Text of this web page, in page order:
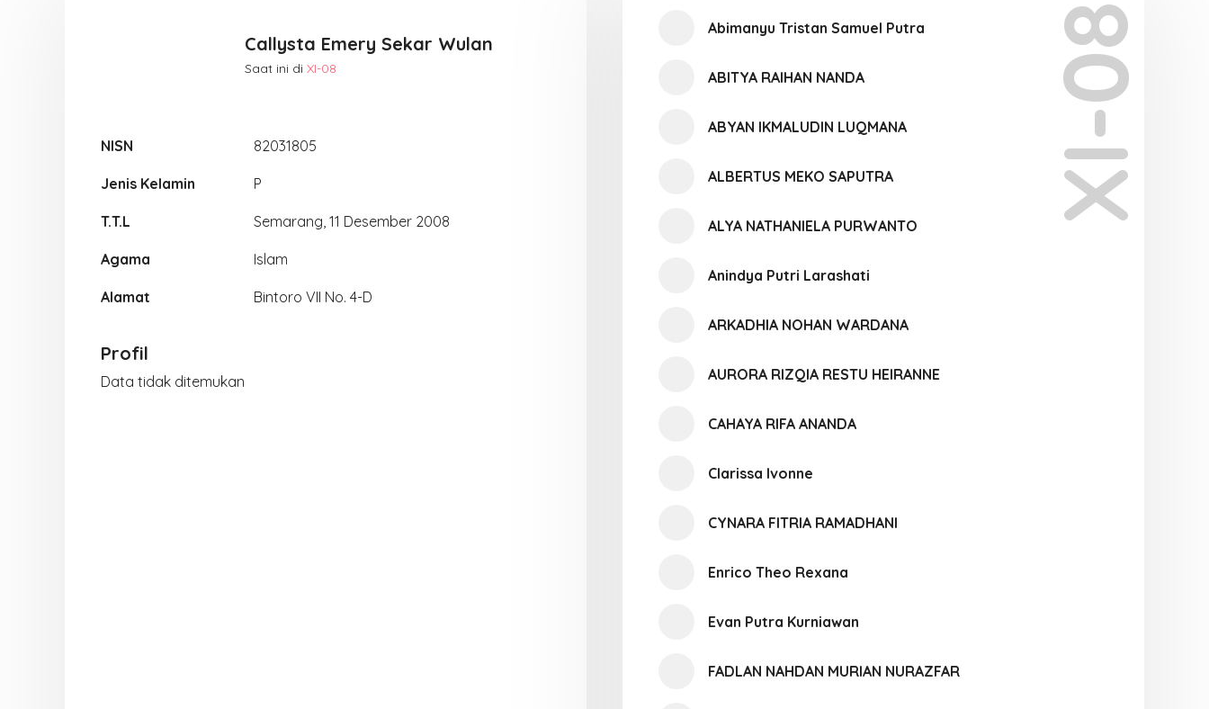
Callysta Emery Sekar Wulan
Saat ini di XI-08
NISN 82031805
Jenis Kelamin P
T.T.L Semarang, 11 Desember 2008
Agama Islam
Alamat Bintoro VII No. 4-D
Profil
Data tidak ditemukan
XI-08
Abimanyu Tristan Samuel Putra
ABITYA RAIHAN NANDA
ABYAN IKMALUDIN LUQMANA
ALBERTUS MEKO SAPUTRA
ALYA NATHANIELA PURWANTO
Anindya Putri Larashati
ARKADHIA NOHAN WARDANA
AURORA RIZQIA RESTU HEIRANNE
CAHAYA RIFA ANANDA
Clarissa Ivonne
CYNARA FITRIA RAMADHANI
Enrico Theo Rexana
Evan Putra Kurniawan
FADLAN NAHDAN MURIAN NURAZFAR